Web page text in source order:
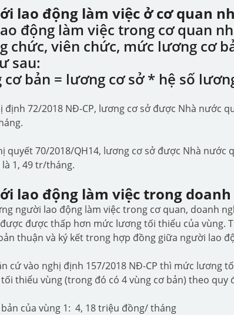
lao động làm việc ở cơ quan
động làm việc trong cơ quan
chức, viên chức, mức lương cơ
sau:
cơ bản = lương cơ sở * hệ số
định 72/2018 NĐ-CP, lương cơ sở được Nhà nước
quyết 70/2018/QH14, lương cơ sở được Nhà nước
1, 49 tr/tháng.
lao động làm việc trong
người lao động làm việc trong cơ quan, doanh
được thấp hơn mức lương tối thiểu của vùng.
thuận và ký kết trong hợp đồng giữa người lao
cứ vào nghị định 157/2018 NĐ-CP thì mức lương
thiểu vùng (trong đó có 4 vùng cơ bản) theo quy
của vùng 1: 4, 18 triệu đồng/ tháng